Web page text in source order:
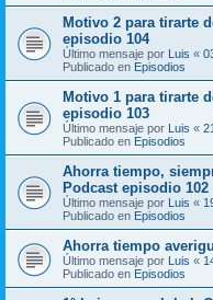
Motivo 2 para tirarte
episodio 104
Último mensaje por Luis «
Publicado en Episodios
Motivo 1 para tirarte
episodio 103
Último mensaje por Luis «
Publicado en Episodios
Ahorra tiempo,
Podcast episodio 102
Último mensaje por Luis «
Publicado en Episodios
Ahorra tiempo
Último mensaje por Luis «
Publicado en Episodios